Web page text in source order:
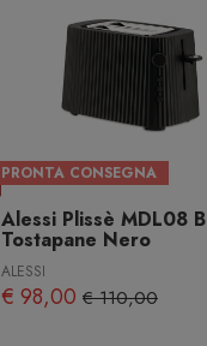
PRONTA CONSEGNA
Alessi Plissè MDL08 B
Tostapane Nero
ALESSI
€ 98,00 € 110,00